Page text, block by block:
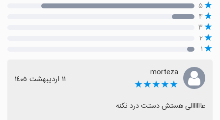
۵
۴
۳
۲
۱
morteza
★★★★★ ١١ اردیبهشت ١٤٠٥
عاااااالی هستش دستت درد نکنه